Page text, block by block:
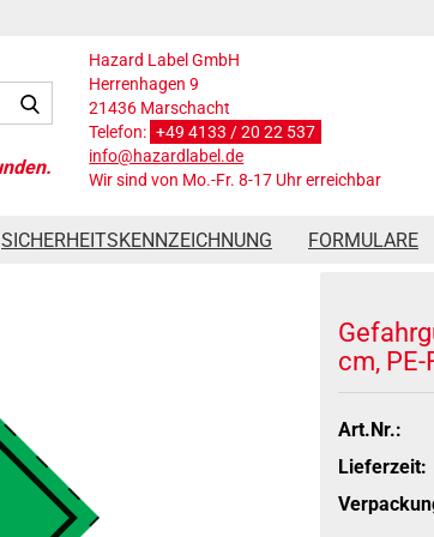
Suche...
Hazard Label GmbH
Herrenhagen 9
21436 Marschacht
Telefon: +49 4133 / 20 22 537
info@hazardlabel.de
Wir sind von Mo.-Fr. 8-17 Uhr erreichbar
SICHERHEITSKENNZEICHNUNG FORMULARE
cm, PE-
Art.Nr.:
Lieferzeit: